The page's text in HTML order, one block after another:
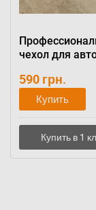
чехол для
590 грн.
Купить